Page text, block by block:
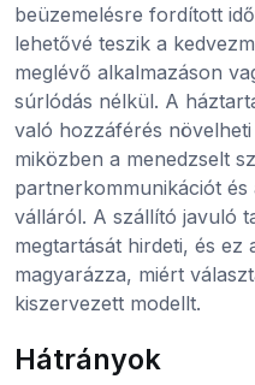
beüzemelésre fordított
lehetővé teszik a
meglévő alkalmazáson
súrlódás nélkül. A
való hozzáférés
miközben a menedzselt
partnerkommunikációt
válláról. A szállító javuló
megtartását hirdeti, és ez
magyarázza, miért
kiszervezett modellt.
Hátrányok